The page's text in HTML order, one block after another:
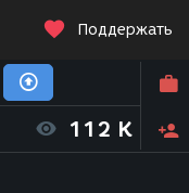
Поддержать
112 K